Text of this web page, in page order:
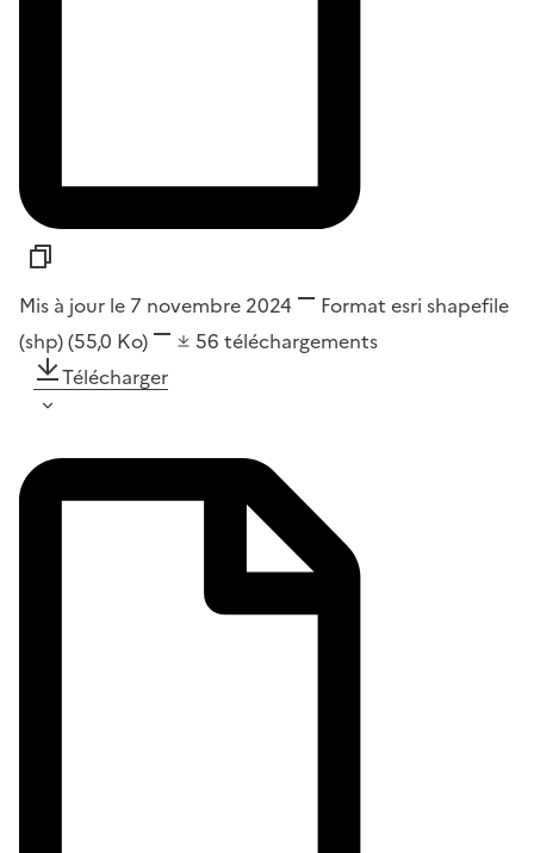
Mis à jour le 7 novembre 2024 Format esri shapefile
(shp)(55,0 Ko) 56 téléchargements
Télécharger